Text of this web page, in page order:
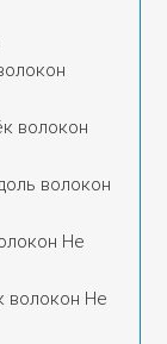
волокон
волокон
Не
волокон Не